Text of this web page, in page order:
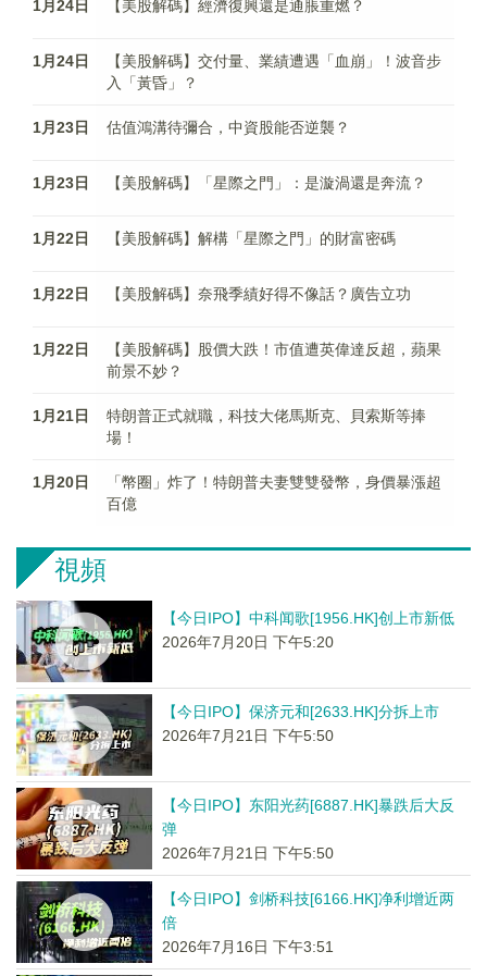
1月24日 【美股解碼】經濟復興還是通脹重燃？
1月24日
【美股解碼】交付量、業績遭遇「血崩」！波音步
入「黃昏」？
1月23日 估值鴻溝待彌合，中資股能否逆襲？
1月23日 【美股解碼】「星際之門」：是漩渦還是奔流？
1月22日 【美股解碼】解構「星際之門」的財富密碼
1月22日 【美股解碼】奈飛季績好得不像話？廣告立功
1月22日
【美股解碼】股價大跌！市值遭英偉達反超，蘋果
前景不妙？
1月21日
特朗普正式就職，科技大佬馬斯克、貝索斯等捧
場！
1月20日
「幣圈」炸了！特朗普夫妻雙雙發幣，身價暴漲超
百億
視頻
【今日IPO】中科闻歌[1956.HK]创上市新低
2026年7月20日 下午5:20
【今日IPO】保济元和[2633.HK]分拆上市
2026年7月21日 下午5:50
【今日IPO】东阳光药[6887.HK]暴跌后大反
弹
2026年7月21日 下午5:50
【今日IPO】剑桥科技[6166.HK]净利增近两
倍
2026年7月16日 下午3:51